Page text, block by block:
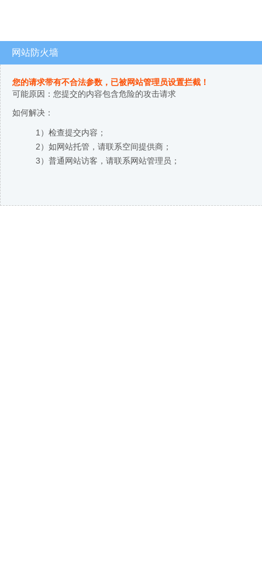
网站防火墙
您的请求带有不合法参数，已被网站管理员设置拦截！
可能原因：您提交的内容包含危险的攻击请求
如何解决：
1）检查提交内容；
2）如网站托管，请联系空间提供商；
3）普通网站访客，请联系网站管理员；